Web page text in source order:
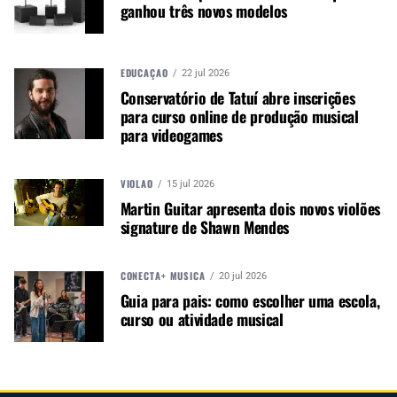
promover e divulgar o mercado e
iluminação e instrumentos
musicais. Nós amamos o que
fazemos.
A MÚSICA & MERCADO ESTÁ NO WHATSAPP!
Noticias que ajudam seu trabalho com a música.
Acesse o Canal de WhatsApp
TÓPICOS RELACIONADOS:
FOCUSRITE
PLUG-IN COLLECTIVE
ganhou três novos modelos
EDUCAÇÃO 22 jul 2026
Conservatório de Tatuí abre inscrições
para curso online de produção musical
para videogames
VIOLÃO 15 jul 2026
Martin Guitar apresenta dois novos violões
signature de Shawn Mendes
CONECTA+ MÚSICA 20 jul 2026
Guia para pais: como escolher uma escola,
curso ou atividade musical